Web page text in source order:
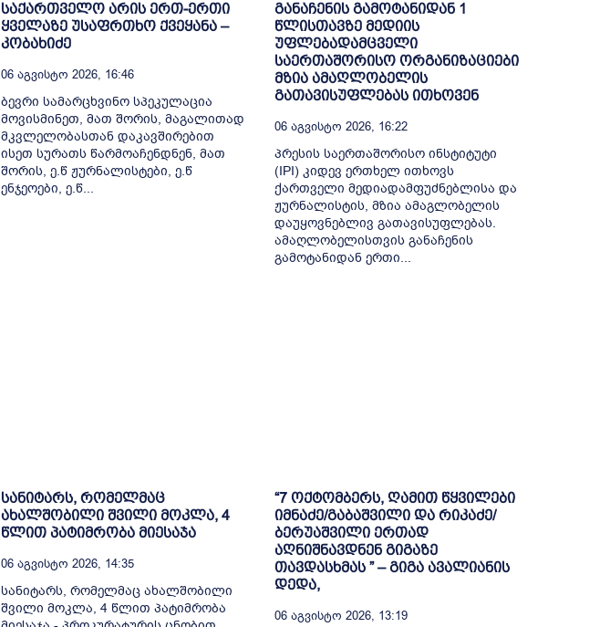
საქართველო არის ერთ-ერთი
ყველაზე უსაფრთხო ქვეყანა –
კობახიძე
06 Აგვისტო 2026, 16:46
ბევრი სამარცხვინო სპეკულაცია
მოვისმინეთ, მათ შორის, მაგალითად
მკვლელობასთან დაკავშირებით
ისეთ სურათს წარმოაჩენდნენ, მათ
შორის, ე.წ ჟურნალისტები, ე.წ
ენჯეოები, ე.წ...
განაჩენის გამოტანიდან 1
წლისთავზე მედიის
უფლებადამცველი
საერთაშორისო ორგანიზაციები
მზია ამაღლობელის
გათავისუფლებას ითხოვენ
06 Აგვისტო 2026, 16:22
პრესის საერთაშორისო ინსტიტუტი
(IPI) კიდევ ერთხელ ითხოვს
ქართველი მედიადამფუძნებლისა და
ჟურნალისტის, მზია ამაგლობელის
დაუყოვნებლივ გათავისუფლებას.
ამაღლობელისთვის განაჩენის
გამოტანიდან ერთი...
სანიტარს, რომელმაც
ახალშობილი შვილი მოკლა, 4
წლით პატიმრობა მიესაჯა
06 Აგვისტო 2026, 14:35
სანიტარს, რომელმაც ახალშობილი
შვილი მოკლა, 4 წლით პატიმრობა
“7 ოქტომბერს, ღამით წყვილები
იმნაძე/გაბაშვილი და რიკაძე/
ბერუაშვილი ერთად
აღნიშნავდნენ გიგაზე
თავდასხმას ” – გიგა ავალიანის
დედა,
06 Აგვისტო 2026, 13:19